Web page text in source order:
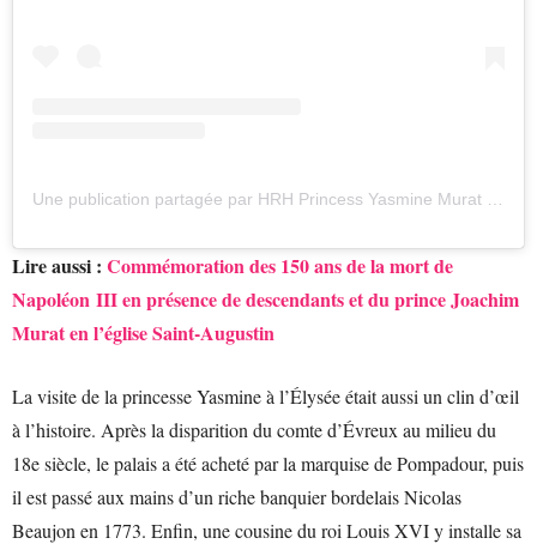
Lire aussi : Commémoration des 150 ans de la mort de
Napoléon III en présence de descendants et du prince Joachim
Murat en l’église Saint-Augustin
La visite de la princesse Yasmine à l’Élysée était aussi un clin d’œil
à l’histoire. Après la disparition du comte d’Évreux au milieu du
18e siècle, le palais a été acheté par la marquise de Pompadour, puis
il est passé aux mains d’un riche banquier bordelais Nicolas
Beaujon en 1773. Enfin, une cousine du roi Louis XVI y installe sa